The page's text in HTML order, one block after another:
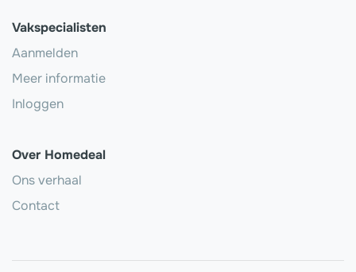
Vakspecialisten
Aanmelden
Meer informatie
Inloggen
Over Homedeal
Ons verhaal
Contact